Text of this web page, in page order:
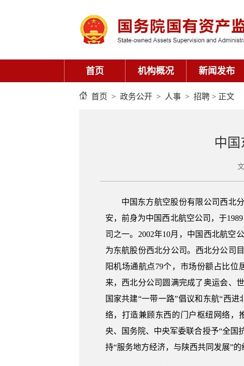
首页 机构概况 新闻发布
首页 > 政务公开 > 人事 > 招聘 > 正文
中
中国东方航空股份有限公司西北
安，前身为中国西北航空公司，于
司之一。2002年10月，中国西北航空
为东航股份西北分公司。西北分公司
阳机场通航点79个，市场份额占比
来，西北分公司圆满完成了奥运会、
国家共建“一带一路”倡议和东航“西
络，打造兼顾东西的门户枢纽网络，
央、国务院、中央军委联合授予“全国
持“服务地方经济，与陕西共同发展”